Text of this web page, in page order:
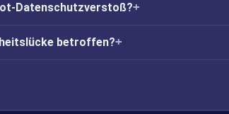
Datenschutzverstoß?
betroffen?